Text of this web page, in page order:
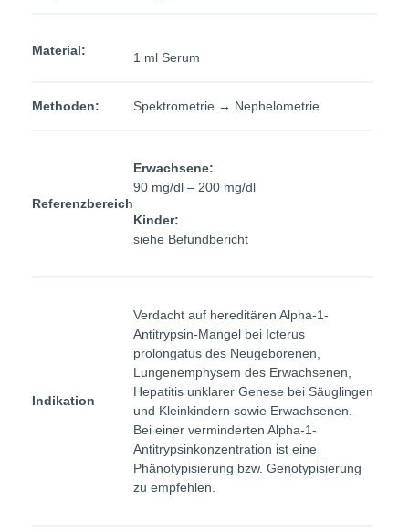
Material: 1 ml Serum
Methoden: Spektrometrie → Nephelometrie
Referenzbereich
Erwachsene:
90 mg/dl – 200 mg/dl
Kinder:
siehe Befundbericht
Indikation
Verdacht auf hereditären Alpha-1-
Antitrypsin-Mangel bei Icterus
prolongatus des Neugeborenen,
Lungenemphysem des Erwachsenen,
Hepatitis unklarer Genese bei Säuglingen
und Kleinkindern sowie Erwachsenen.
Bei einer verminderten Alpha-1-
Antitrypsinkonzentration ist eine
Phänotypisierung bzw. Genotypisierung
zu empfehlen.